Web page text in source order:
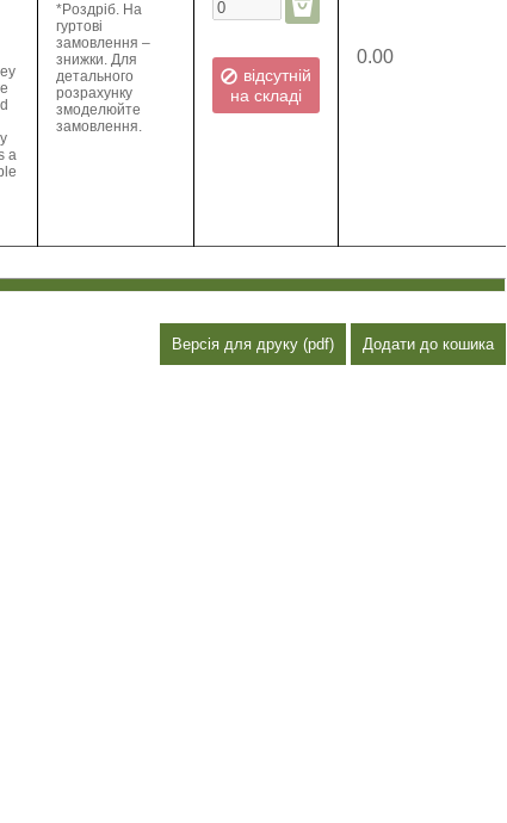
a
*Pоздріб. На
гуртові
замовлення –
знижки. Для
детального
розрахунку
змоделюйте
замовлення.
відсутній
на складі
0.00
Версія для друку (pdf) Додати до кошика